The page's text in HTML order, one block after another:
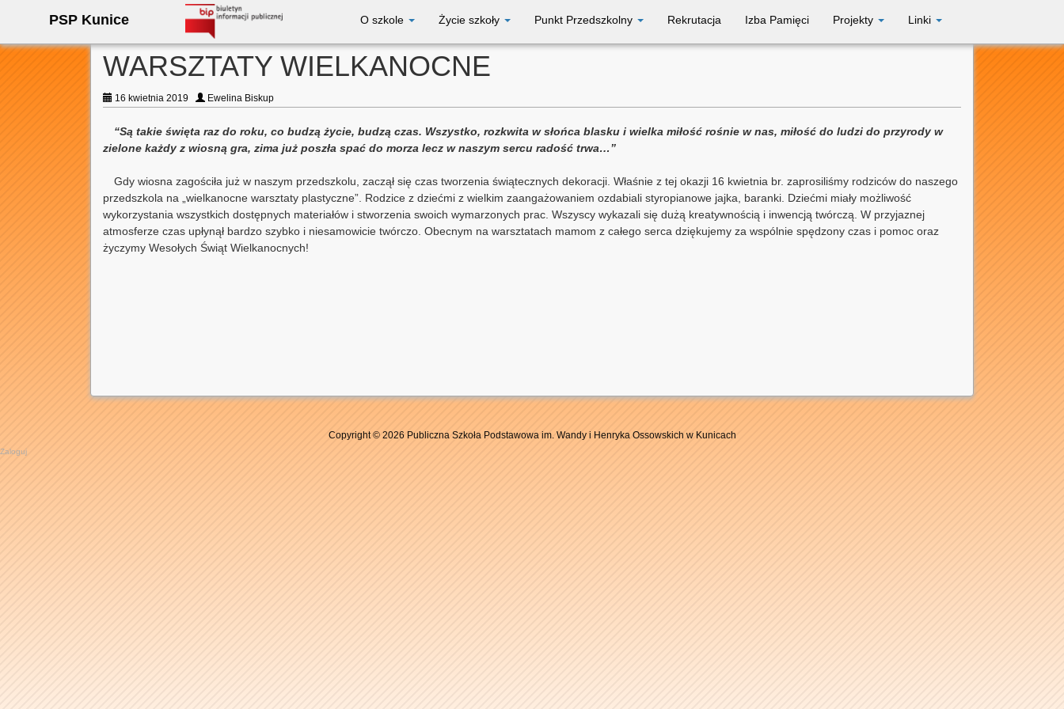
PSP Kunice O szkole Życie szkoły Punkt Przedszkolny Rekrutacja Izba Pamięci Projekty Linki
WARSZTATY WIELKANOCNE
16 kwietnia 2019 Ewelina Biskup
“Są takie święta raz do roku, co budzą życie, budzą czas. Wszystko, rozkwita w słońca blasku i wielka miłość rośnie w nas, miłość do ludzi do przyrody w
zielone każdy z wiosną gra, zima już poszła spać do morza lecz w naszym sercu radość trwa…”
Gdy wiosna zagościła już w naszym przedszkolu, zaczął się czas tworzenia świątecznych dekoracji. Właśnie z tej okazji 16 kwietnia br. zaprosiliśmy rodziców do naszego
przedszkola na „wielkanocne warsztaty plastyczne”. Rodzice z dziećmi z wielkim zaangażowaniem ozdabiali styropianowe jajka, baranki. Dziećmi miały możliwość
wykorzystania wszystkich dostępnych materiałów i stworzenia swoich wymarzonych prac. Wszyscy wykazali się dużą kreatywnością i inwencją twórczą. W przyjaznej
atmosferze czas upłynął bardzo szybko i niesamowicie twórczo. Obecnym na warsztatach mamom z całego serca dziękujemy za wspólnie spędzony czas i pomoc oraz
życzymy Wesołych Świąt Wielkanocnych!
Copyright © 2026 Publiczna Szkoła Podstawowa im. Wandy i Henryka Ossowskich w Kunicach
Zaloguj